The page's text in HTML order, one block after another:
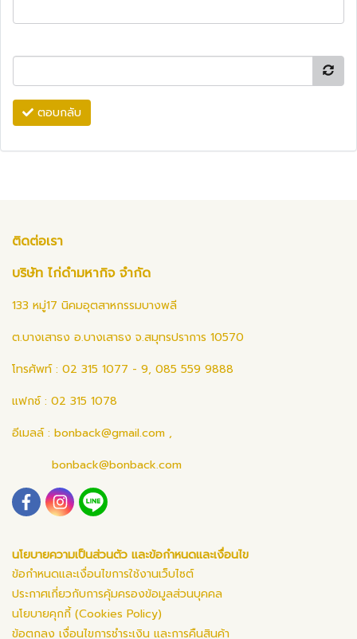
ตอบกลับ
ติดต่อเรา
บริษัท ไก่ดำมหากิจ จำกัด
133 หมู่17 นิคมอุตสาหกรรมบางพลี
ต.บางเสาธง อ.บางเสาธง จ.สมุทรปราการ 10570
โทรศัพท์ : 02 315 1077 - 9, 085 559 9888
แฟกซ์ : 02 315 1078
อีเมลล์ : bonback@gmail.com ,
bonback@bonback.com
นโยบายความเป็นส่วนตัว และข้อกำหนดและเงื่อนไข
ข้อกำหนดและเงื่อนไขการใช้งานเว็บไซต์
ประกาศเกี่ยวกับการคุ้มครองข้อมูลส่วนบุคคล
นโยบายคุกกี้ (Cookies Policy)
ข้อตกลง เงื่อนไขการชำระเงิน และการคืนสินค้า